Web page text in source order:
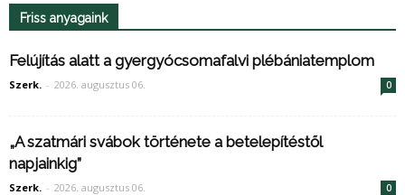
Friss anyagaink
Felújítás alatt a gyergyócsomafalvi plébániatemplom
Szerk. - 2026. augusztus 06. 0
„A szatmári svábok története a betelepítéstől
napjainkig”
Szerk. - 2026. augusztus 06. 0